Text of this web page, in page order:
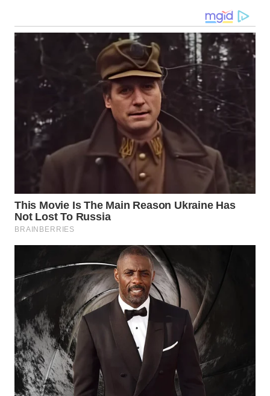
WN
LANGKAT
WN
SELATAN
WN
TANJUNG
LESUNG
KARO
WN
LABUHANBATU
WN
TAPANULI
TENGAH
WN DELI